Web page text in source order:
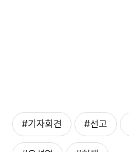
#기자회견 #선고